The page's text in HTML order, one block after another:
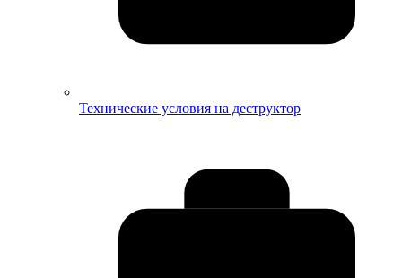
Технические условия на деструктор